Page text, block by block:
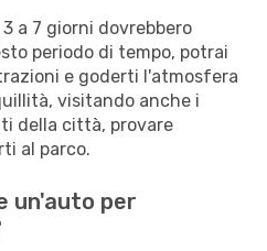
a 7 giorni dovrebbero
periodo di tempo, potrai
e goderti l'atmosfera
visitando anche i
della città, provare
al parco.
un'auto per